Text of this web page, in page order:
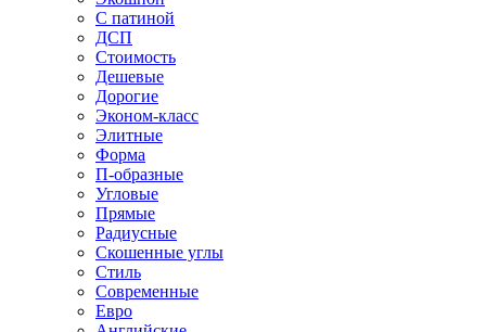
С патиной
ДСП
Стоимость
Дешевые
Дорогие
Эконом-класс
Элитные
Форма
П-образные
Угловые
Прямые
Радиусные
Скошенные углы
Стиль
Современные
Евро